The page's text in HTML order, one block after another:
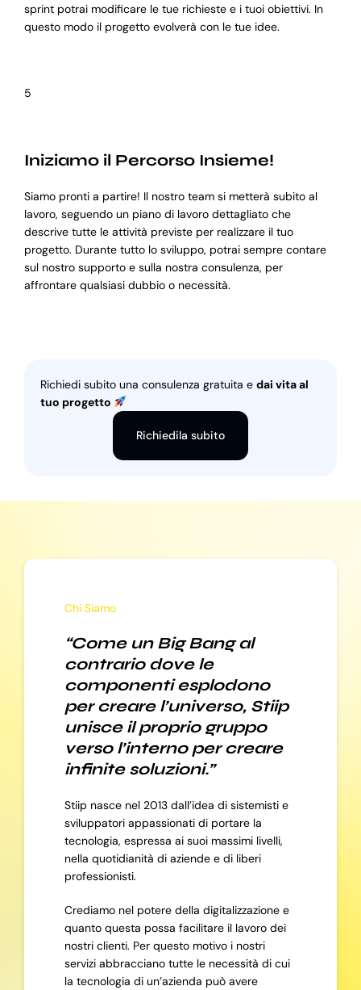
sprint potrai modificare le tue richieste e i tuoi obiettivi. In
questo modo il progetto evolverà con le tue idee.
5
Iniziamo il Percorso Insieme!
Siamo pronti a partire! Il nostro team si metterà subito al
lavoro, seguendo un piano di lavoro dettagliato che
descrive tutte le attività previste per realizzare il tuo
progetto. Durante tutto lo sviluppo, potrai sempre contare
sul nostro supporto e sulla nostra consulenza, per
affrontare qualsiasi dubbio o necessità.
Richiedi subito una consulenza gratuita e dai vita al
tuo progetto
Richiedila subito
Chi Siamo
“Come un Big Bang al
contrario dove le
componenti esplodono
per creare l’universo, Stiip
unisce il proprio gruppo
verso l’interno per creare
infinite soluzioni.”
Stiip nasce nel 2013 dall’idea di sistemisti e
sviluppatori appassionati di portare la
tecnologia, espressa ai suoi massimi livelli,
nella quotidianità di aziende e di liberi
professionisti.
Crediamo nel potere della digitalizzazione e
quanto questa possa facilitare il lavoro dei
nostri clienti. Per questo motivo i nostri
servizi abbracciano tutte le necessità di cui
la tecnologia di un’azienda può avere